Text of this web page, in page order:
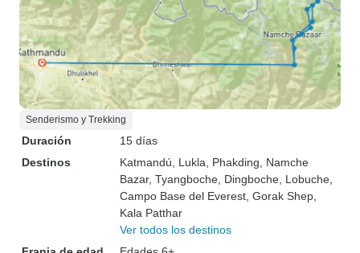
Senderismo y Trekking
Duración
15 días
Destinos
Katmandú , Lukla , Phakding , Namche
Bazar, Tyangboche , Dingboche , Lobuche
Campo Base del Everest , Gorak Shep
Kala Patthar
Ver todos los destinos